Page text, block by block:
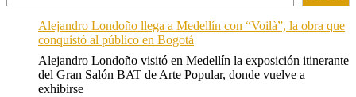
Alejandro Londoño llega a Medellín con “Voilà”, la obra que
conquistó al público en Bogotá
Alejandro Londoño visitó en Medellín la exposición itinerante
del Gran Salón BAT de Arte Popular, donde vuelve a
exhibirse